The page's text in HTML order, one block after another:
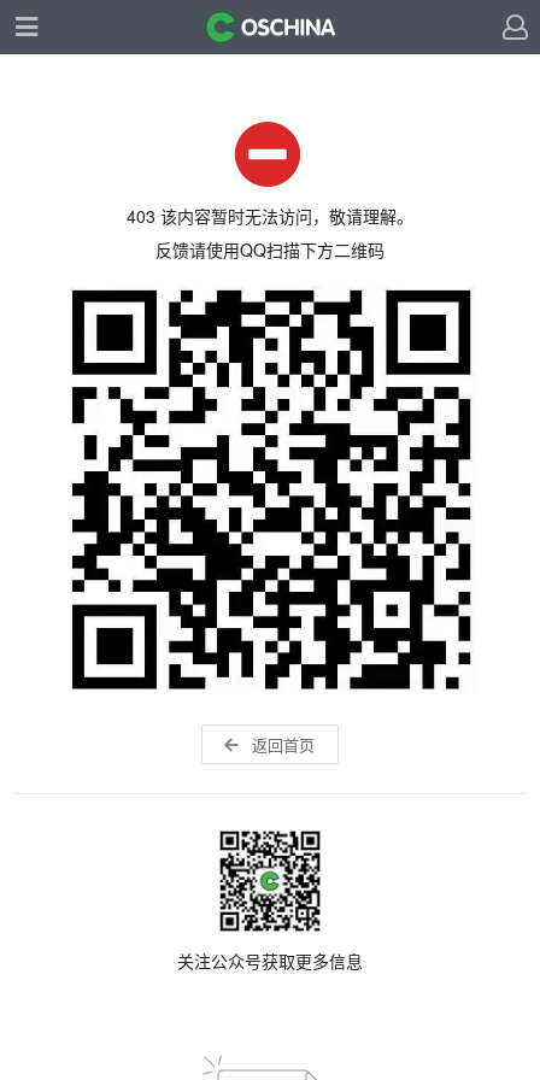
403 该内容暂时无法访问，敬请理解。
反馈请使用QQ扫描下方二维码
返回首页
关注公众号获取更多信息